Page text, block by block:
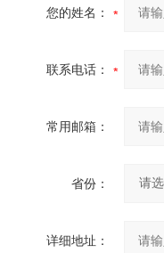
您的姓名：
联系电话：
常用邮箱：
省份：
详细地址：